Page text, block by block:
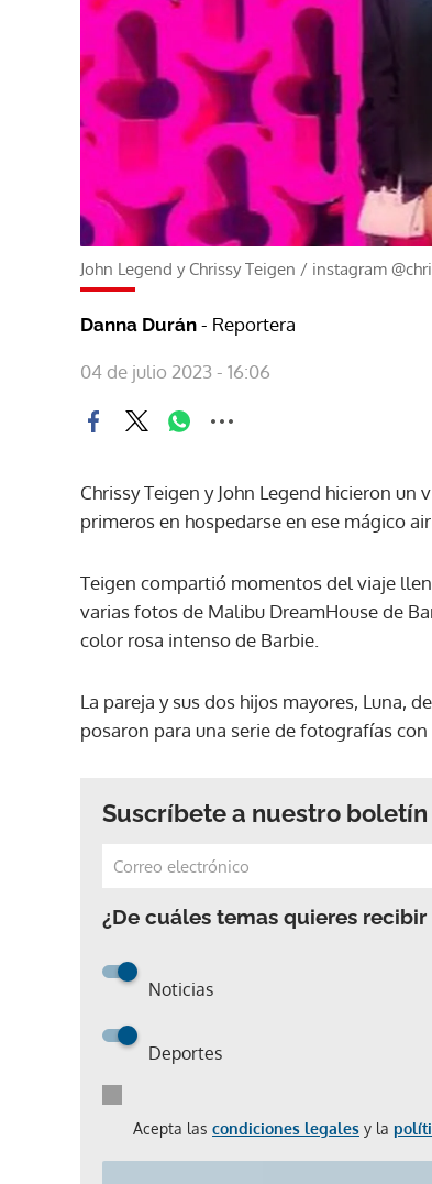
John Legend y Chrissy Teigen / instagram
Danna Durán - Reportera
04 de julio 2023 - 16:06
Chrissy Teigen y John Legend hicieron
primeros en hospedarse en ese mágico
Teigen compartió momentos del viaje
varias fotos de Malibu DreamHouse de
color rosa intenso de Barbie.
La pareja y sus dos hijos mayores, Luna,
posaron para una serie de fotografías
Suscríbete a nuestro boletín
¿De cuáles temas quieres
Noticias
Deportes
Acepta las condiciones legales y la